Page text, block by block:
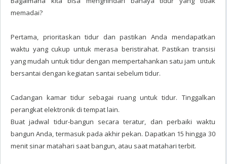
memadai?
Pertama, prioritaskan tidur dan pastikan Anda mendapatkan
waktu yang cukup untuk merasa beristirahat. Pastikan transisi
yang mudah untuk tidur dengan mempertahankan satu jam untuk
bersantai dengan kegiatan santai sebelum tidur.
Cadangan kamar tidur sebagai ruang untuk tidur. Tinggalkan
perangkat elektronik di tempat lain.
Buat jadwal tidur-bangun secara teratur, dan perbaiki waktu
bangun Anda, termasuk pada akhir pekan. Dapatkan 15 hingga 30
menit sinar matahari saat bangun, atau saat matahari terbit.